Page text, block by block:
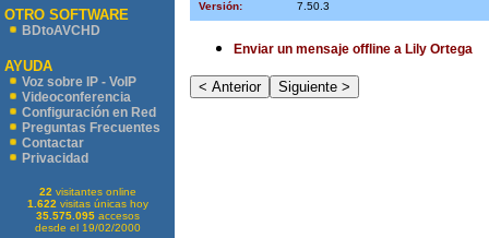
OTRO SOFTWARE
BDtoAVCHD
AYUDA
Voz sobre IP - VoIP
Videoconferencia
Configuración en Red
Preguntas Frecuentes
Contactar
Privacidad
22 visitantes online
1.622 visitas únicas hoy
35.575.095accesos
desde el 19/02/2000
Versión:
7.50.3
Enviar un mensaje offline a Lily Ortega